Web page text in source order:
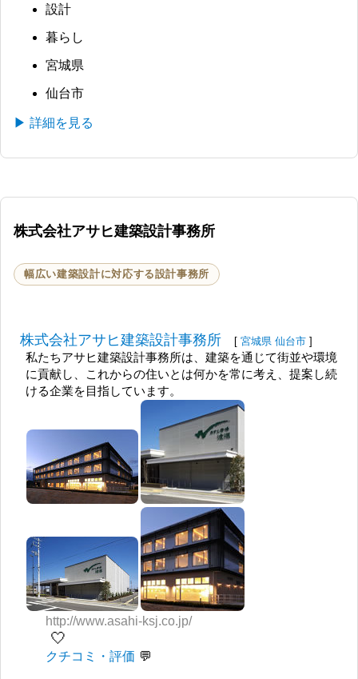
設計
暮らし
宮城県
仙台市
▶ 詳細を見る
株式会社アサヒ建築設計事務所
幅広い建築設計に対応する設計事務所
株式会社アサヒ建築設計事務所 [ 宮城県 仙台市 ]
私たちアサヒ建築設計事務所は、建築を通じて街並や環境
に貢献し、これからの住いとは何かを常に考え、提案し続
ける企業を目指しています。
http://www.asahi-ksj.co.jp/
🤍
クチコミ・評価